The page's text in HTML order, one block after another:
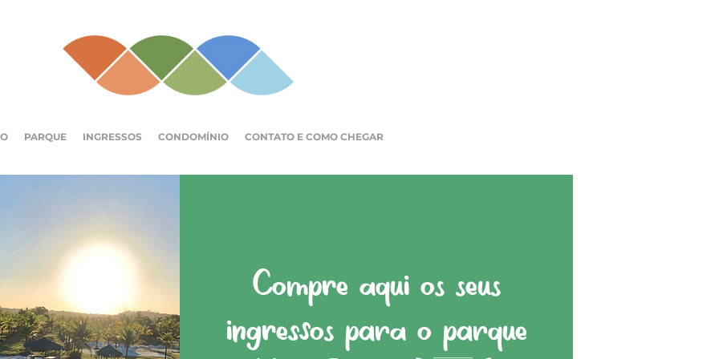
PARQUE INGRESSOS CONDOMÍNIO CONTATO E COMO CHEGAR
Compre aqui os seus
ingressos para o parque